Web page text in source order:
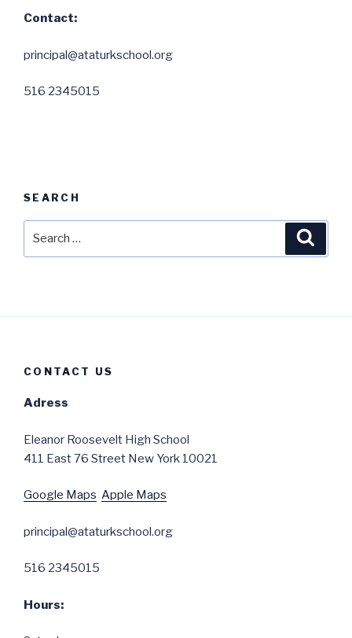
Contact:
principal@ataturkschool.org
516 2345015
SEARCH
CONTACT US
Adress
Eleanor Roosevelt High School
411 East 76 Street New York 10021
Google Maps Apple Maps
principal@ataturkschool.org
516 2345015
Hours: